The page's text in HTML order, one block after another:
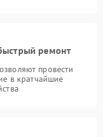
ремонт
провести
в кратчайшие